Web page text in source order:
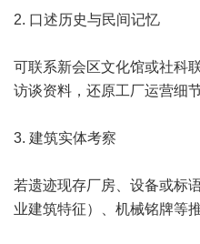
2. 口述历史与民间记忆
可联系新会区文化馆或社科
访谈资料，还原工厂运营细
3. 建筑实体考察
若遗迹现存厂房、设备或标
业建筑特征）、机械铭牌等